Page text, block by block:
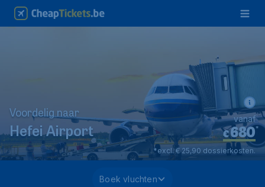
Voordelig naar
Hefei Airport €680*
vanaf
*excl. € 25,90 dossierkosten.
Boek vluchten